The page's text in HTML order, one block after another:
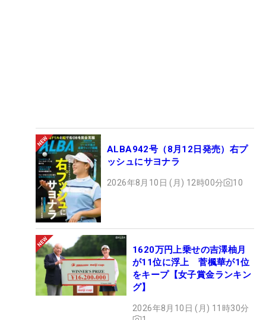
ALBA942号（8月12日発売）右プ
ッシュにサヨナラ
2026年8月10日 (月) 12時00分 10
1620万円上乗せの吉澤柚月
が11位に浮上 菅楓華が1位
をキープ【女子賞金ランキン
グ】
2026年8月10日 (月) 11時30分